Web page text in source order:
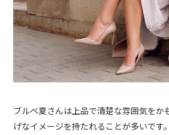
ブルベ夏さんは上品で清楚な雰囲気をか
げなイメージを持たれることが多いです